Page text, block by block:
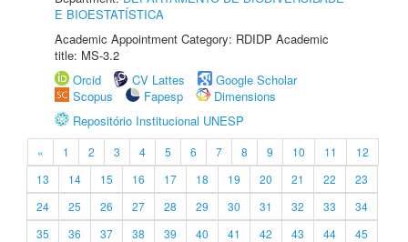
E BIOESTATÍSTICA
Academic Appointment Category: RDIDP Academic
title: MS-3.2
Orcid
CV Lattes
Google Scholar
Scopus
Fapesp
Dimensions
Repositório Institucional UNESP
« 1 2 3 4 5 6 7 8 9 10 11
12
13
14 15 16 17 18 19 20 21 22
23
24
25 26 27 28 29 30 31 32 33
34
35
36 37 38 39 40 41 42 43 44
45